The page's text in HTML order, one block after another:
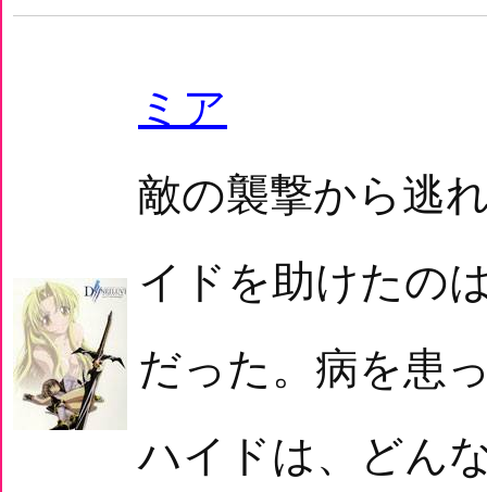
ミア
敵の襲撃から逃
イドを助けたの
だった。病を患
ハイドは、どん